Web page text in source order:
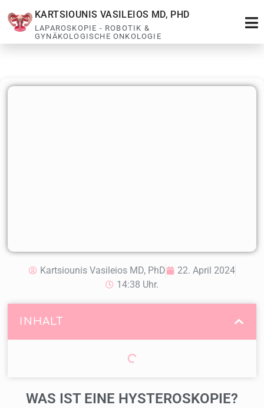
KARTSIOUNIS VASILEIOS MD, PHD
LAPAROSKOPIE - ROBOTIK &
GYNÄKOLOGISCHE ONKOLOGIE
Kartsiounis Vasileios MD, PhD
22. April 2024
14:38 Uhr.
INHALT
WAS IST EINE HYSTEROSKOPIE?